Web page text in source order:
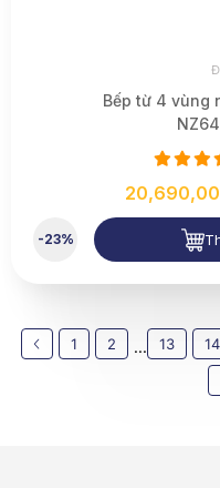
Bếp từ 4 vùng
-23%
1 2 ... 13 14